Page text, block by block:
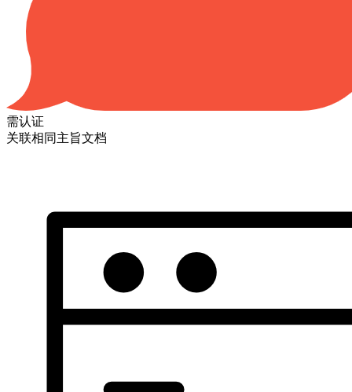
需认证
关联相同主旨文档